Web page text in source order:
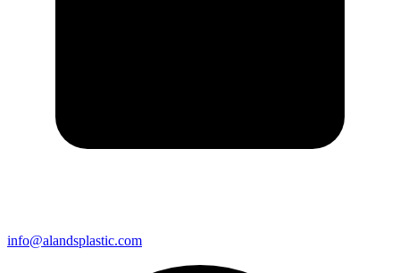
info@alandsplastic.com